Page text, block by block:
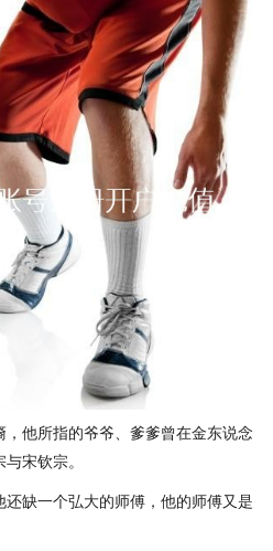
他所指的爷爷、爹爹曾在金东说念
宋钦宗。
缺一个弘大的师傅，他的师傅又是